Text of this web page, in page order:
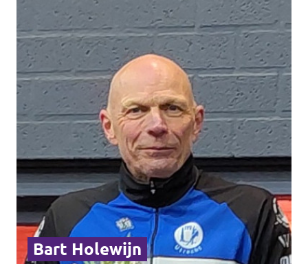
Volt Utrecht stad
Volt Woerden
Volt Zeist
Doe mee!
Bart Holewijn